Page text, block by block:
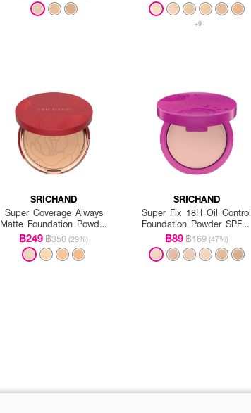
+9
SRICHAND
Super Coverage Always
Matte Foundation Powder
SPF 35 PA++++
฿249฿350 (29%)
SRICHAND
Super Fix 18H Oil Control
Foundation Powder SPF35
PA+++
฿89฿169 (47%)